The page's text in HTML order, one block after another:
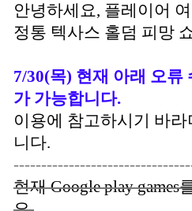
안녕하세요, 플레이어
정통 텍사스 홀덤 피망
7/30(목) 현재 아래 오류
가 가능합니다.
이용에 참고하시기 바
니다.
현재 Google play